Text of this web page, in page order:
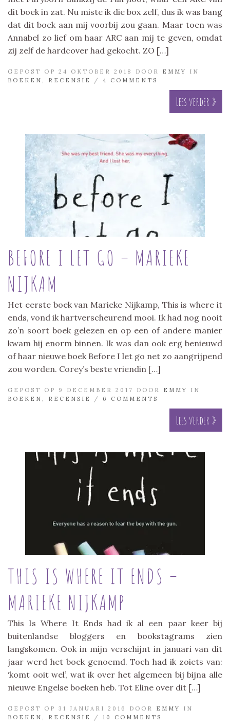
dit boek in zat. Nu miste ik die box zelf, dus ik was bang
dat dit boek aan mij voorbij zou gaan. Maar toen was
Annabel zo lief om haar ARC aan mij te geven, omdat
zij zelf de hardcover had gekocht. ZO […]
GEPOST OP 24 OKTOBER 2018 DOOR EMMY
IN
BOEKEN
RECENSIE / 4 COMMENTS
Lees verder »
BEFORE I LET GO – MARIEKE
NIJKAM
Het eerste boek van Marieke Nijkamp, This is where it
ends, vond ik hartverscheurend mooi. Ik had nog nooit
zo’n soort boek gelezen en op een of andere manier
kwam hij enorm binnen. Ik was dan ook erg benieuwd
of haar nieuwe boek Before I let go net zo aangrijpend
zou worden. Corey’s beste vriendin […]
GEPOST OP 9 DECEMBER 2017 DOOR EMMY
IN
BOEKEN
RECENSIE / 6 COMMENTS
Lees verder »
THIS IS WHERE IT ENDS –
MARIEKE NIJKAMP
This Is Where It Ends had ik al een paar keer bij
buitenlandse bloggers en bookstagrams zien
langskomen. Ook in mijn verschijnt in januari van dit
jaar werd het boek genoemd. Toch had ik zoiets van:
‘komt ooit wel’, wat ik over het algemeen bij bijna alle
nieuwe Engelse boeken heb. Tot Eline over dit […]
GEPOST OP 31 JANUARI 2016 DOOR EMMY
IN
BOEKEN
RECENSIE / 10 COMMENTS